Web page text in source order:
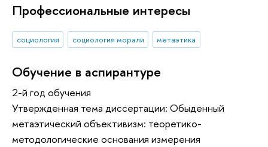
Профессиональные интересы
социология социология морали метаэтика
Обучение в аспирантуре
2-й год обучения
Утвержденная тема диссертации: Обыденный
метаэтический объективизм: теоретико-
методологические основания измерения